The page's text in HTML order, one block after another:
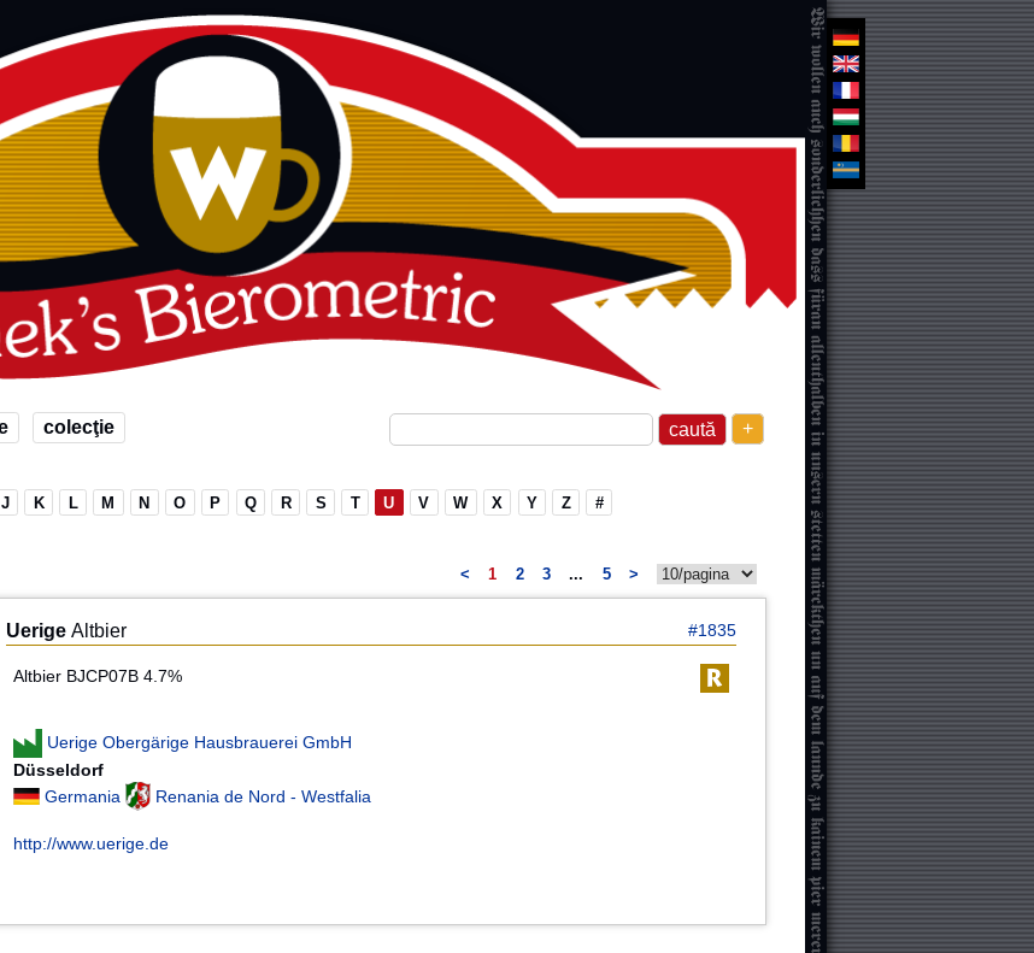
+
colecţie
J K L M N O P Q R S T U V W X Y Z #
< 1 2 3 ... 5 >
Uerige Altbier #1835
Altbier BJCP07B 4.7%
Uerige Obergärige Hausbrauerei GmbH
Düsseldorf
Germania
Renania de Nord - Westfalia
http://www.uerige.de